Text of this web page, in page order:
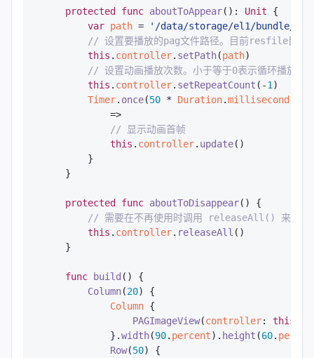
protected func aboutToAppear(): Unit {
var path =
'/data/storage/el1/bundle/
// 设置要播放的pag文件路径。目前resfile目
this . controller. setPath(path)
// 设置动画播放次数。小于等于0表示循环播放
this . controller. setRepeatCount (-1 )
Timer. once(50 * Duration.millisecond
            =>
// 显示动画首帧
this . controller. update()
        }
    }
protected func aboutToDisappear() {
// 需要在不再使用时调用 releaseAll() 来释放
this . controller. releaseAll ()
    }
func build () {
Column(20) {
Column {
PAGImageView(controller: this
            }.
width(90. percent). height (60.
Row(50) {